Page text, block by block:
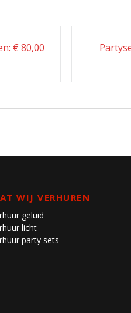
€ 80,00
WIJ VERHUREN
geluid
licht
party sets